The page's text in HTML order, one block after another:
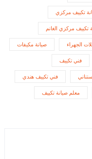
تكييف مركزي
تكييف مركزي الغانم
الجهراء صيانة مكيفات
فني تكييف
فني تكييف هندي
معلم صيانة تكييف